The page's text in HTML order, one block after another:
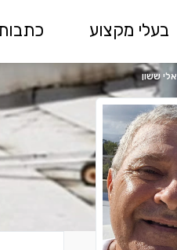
בעלי מקצוע
אלי ששון